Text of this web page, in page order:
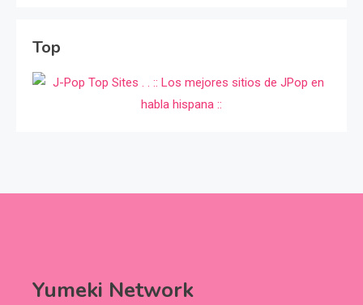
Top
Yumeki Network